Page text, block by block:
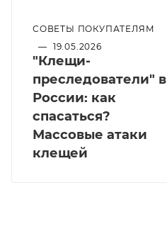
СОВЕТЫ ПОКУПАТЕЛЯМ
— 19.05.2026
"Клещи-
преследователи" в
России: как
спасаться?
Массовые атаки
клещей